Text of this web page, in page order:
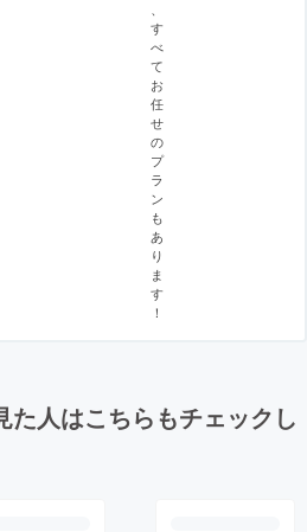
す
べ
て
お
任
せ
の
プ
ラ
ン
も
あ
り
ま
す
！
た人はこちらもチェックし